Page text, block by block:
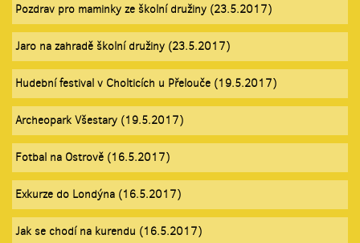
Pozdrav pro maminky ze školní družiny (23.5.2017)
Jaro na zahradě školní družiny (23.5.2017)
Hudební festival v Cholticích u Přelouče (19.5.2017)
Archeopark Všestary (19.5.2017)
Fotbal na Ostrově (16.5.2017)
Exkurze do Londýna (16.5.2017)
Jak se chodí na kurendu (16.5.2017)